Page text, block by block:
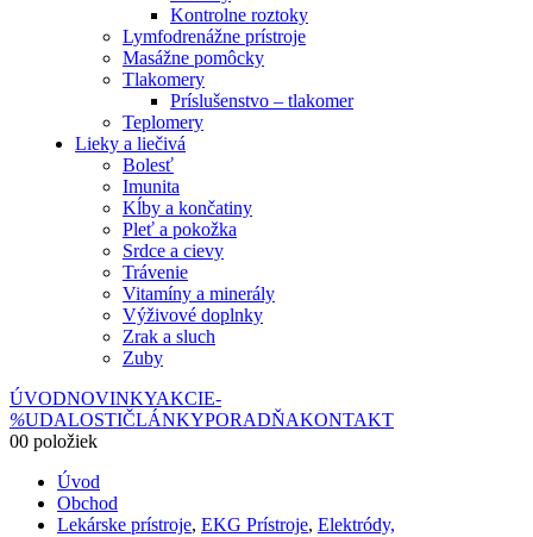
Kontrolne roztoky
Lymfodrenážne prístroje
Masážne pomôcky
Tlakomery
Príslušenstvo – tlakomer
Teplomery
Lieky a liečivá
Bolesť
Imunita
Kĺby a končatiny
Pleť a pokožka
Srdce a cievy
Trávenie
Vitamíny a minerály
Výživové doplnky
Zrak a sluch
Zuby
ÚVODNOVINKYAKCIE-
%UDALOSTIČLÁNKYPORADŇAKONTAKT
00 položiek
Úvod
Obchod
Lekárske prístroje, EKG Prístroje, Elektródy,